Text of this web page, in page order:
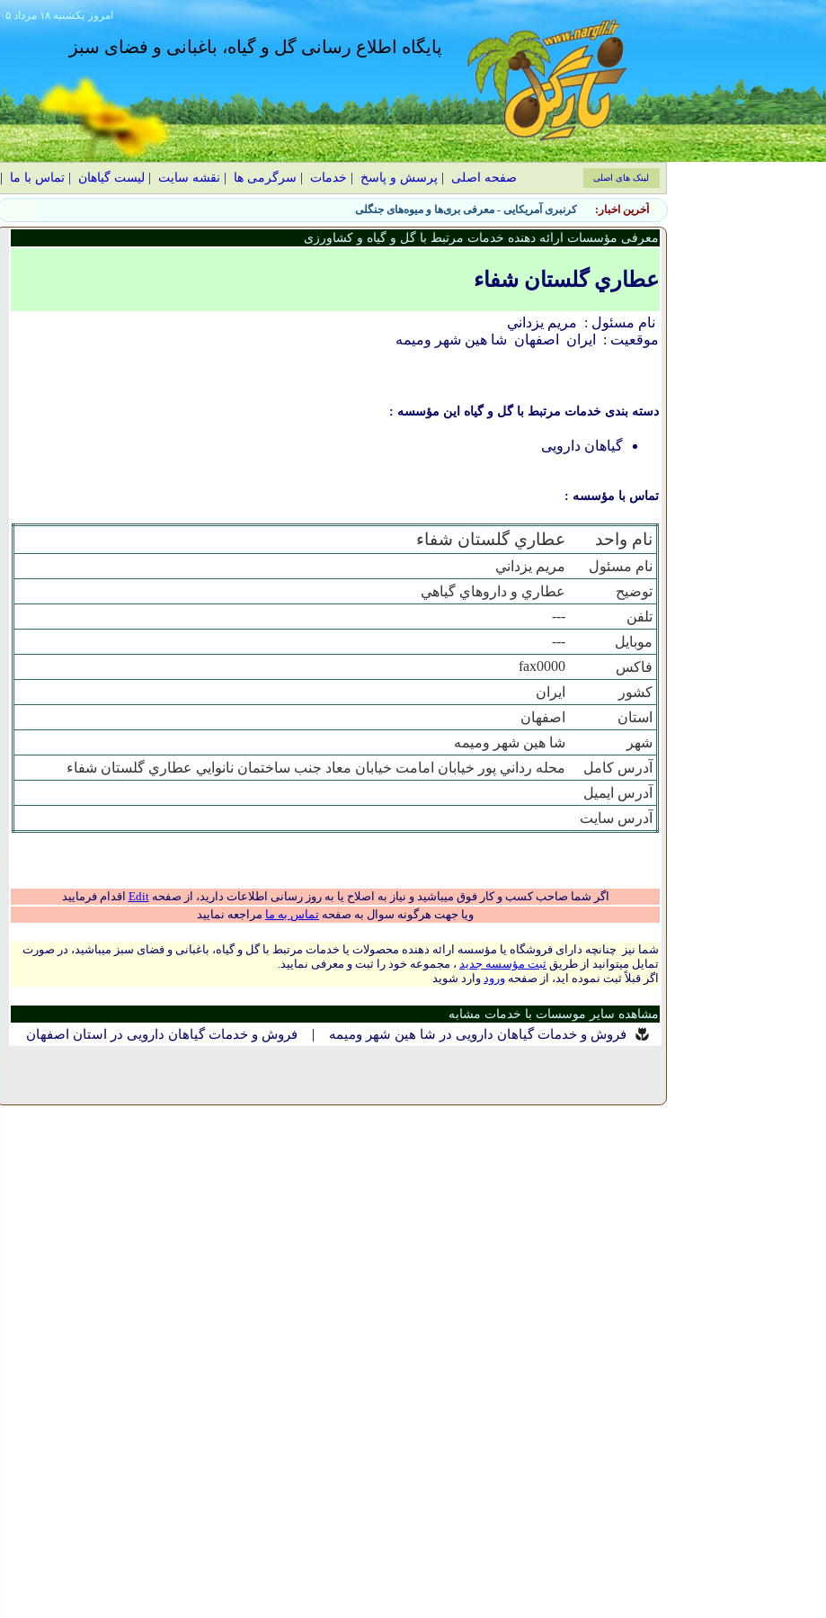
۱۴۰۵ يکشنبه ۱۸ مرداد امروز
پایگاه اطلاع رسانی گل و گیاه، باغبانی و فضای سبز
صفحه اصلی پرسش و پاسخ خدمات سرگرمی ها نقشه سایت لیست گیاهان |تماس با ما لینک های اصلی
آخرین اخبار: ۷ نشانه حضور آفات جانوری در باغچه و روش‌های کنترل طبیعی
معرفی مؤسسات ارائه دهنده خدمات مرتبط با گل و گیاه و کشاورزی
عطاري گلستان شفاء
نام مسئول : مريم يزداني
موقعیت :
ایران اصفهان شا هين شهر وميمه
دسته بندی خدمات مرتبط با گل و گیاه این مؤسسه :
گیاهان دارویی
تماس با مؤسسه :
نام واحد عطاري گلستان شفاء
نام مسئول
مريم يزداني
توضیح
عطاري و داروهاي گياهي
تلفن
---
موبایل
---
فاکس
fax0000
کشور
ایران
استان
اصفهان
شهر
شا هين شهر وميمه
آدرس کامل
محله رداني پور خيابان امامت خيابان معاد جنب ساختمان نانوايي عطاري گلستان شفاء
آدرس ایمیل
آدرس سایت
اگر شما صاحب کسب و کار فوق میباشید و نیاز به اصلاح یا به روز رسانی اطلاعات دارید، از صفحهEdit اقدام فرمایید
ویا جهت هرگونه سوال به صفحه تماس به ما مراجعه نمایید
شما نیز چنانچه دارای فروشگاه یا مؤسسه ارائه دهنده محصولات یا خدمات مرتبط با گل و گیاه، باغبانی و فضای سبز میباشید، در صورت
تمایل میتوانید از طریق ثبت مؤسسه جدید ، مجموعه خود را ثبت و معرفی نمایید.
اگر قبلاً ثبت نموده اید، از صفحه ورود وارد شوید
مشاهده سایر موسسات با خدمات مشابه
فروش و خدمات گیاهان دارویی در شا هين شهر وميمه | فروش و خدمات گیاهان دارویی در استان اصفهان